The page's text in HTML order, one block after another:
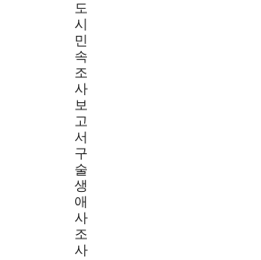
도
시
민
속
조
사
보
고
서
구
술
생
애
사
조
사